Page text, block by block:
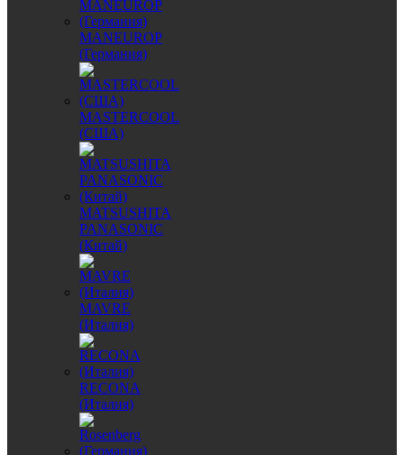
MANEUROP
(Германия)
MASTERCOOL
(США)
MATSUSHITA
PANASONIC
(Китай)
MAVRE
(Италия)
RECONA
(Италия)